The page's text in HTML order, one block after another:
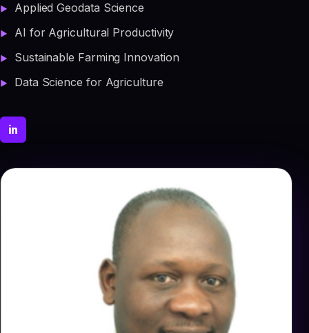
Applied Geodata Science
AI for Agricultural Productivity
Sustainable Farming Innovation
Data Science for Agriculture
in